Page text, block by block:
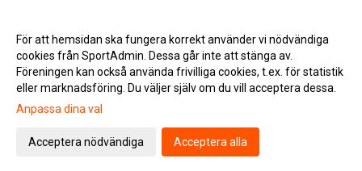
Gå till Webbversion
För att hemsidan ska fungera korrekt använder vi nödvändiga
cookies från SportAdmin. Dessa går inte att stänga av.
Föreningen kan också använda frivilliga cookies, t.ex. för statistik
eller marknadsföring. Du väljer själv om du vill acceptera dessa.
Anpassa dina val
Acceptera nödvändiga Acceptera alla